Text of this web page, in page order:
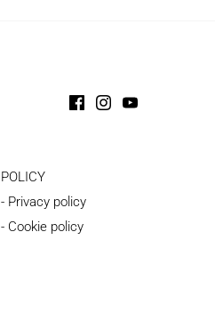
POLICY
- Privacy policy
- Cookie policy